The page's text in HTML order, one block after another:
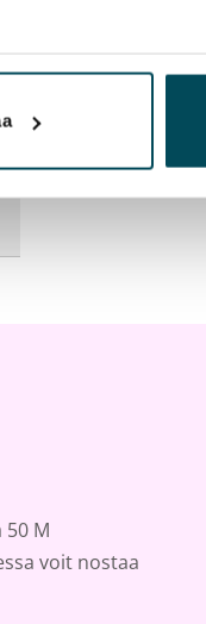
50 M
voit nostaa